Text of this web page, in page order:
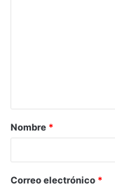
Nombre *
Correo electrónico *